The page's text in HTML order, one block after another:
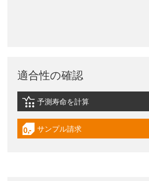
適合性の確認
igus-icon-lebensdauerrechner
予測寿命を計算
igus-icon-gratismuster
サンプル請求